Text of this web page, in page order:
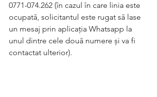
0771-074.262 (în cazul în care linia este
ocupată, solicitantul este rugat să lase
un mesaj prin aplicația Whatsapp la
unul dintre cele două numere și va fi
contactat ulterior).